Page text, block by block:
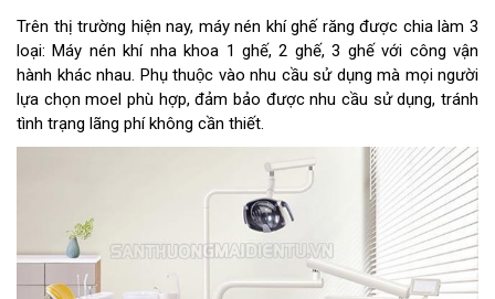
Trên thị trường hiện nay, máy nén khí ghế răng được chia làm 3
loại: Máy nén khí nha khoa 1 ghế, 2 ghế, 3 ghế với công vận
hành khác nhau. Phụ thuộc vào nhu cầu sử dụng mà mọi người
lựa chọn moel phù hợp, đảm bảo được nhu cầu sử dụng, tránh
tình trạng lãng phí không cần thiết.